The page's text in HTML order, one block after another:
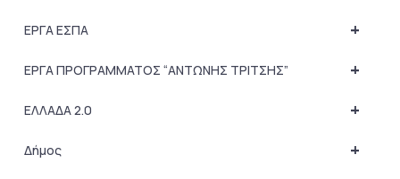
+
ΕΡΓΑ ΕΣΠΑ
+
ΕΡΓΑ ΠΡΟΓΡΑΜΜΑΤΟΣ “ΑΝΤΩΝΗΣ ΤΡΙΤΣΗΣ”
+
ΕΛΛΑΔΑ 2.0
+
Δήμος